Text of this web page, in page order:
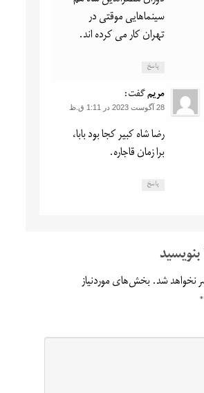
سینماهایی موقتی در
تهران کار می کرده اند.
پاسخ
مریمگفت:
28 آگوست 2023 در 1:11 ق.ظ
رضا شاه کبیر کجا بود بابا،
برا زمان قاجاره.
پاسخ
نخواهد شد.بخش‌های موردنیاز
*